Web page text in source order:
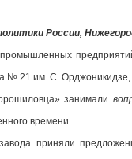
России,
№ 21 им. С.
занимали
времени.
приняли